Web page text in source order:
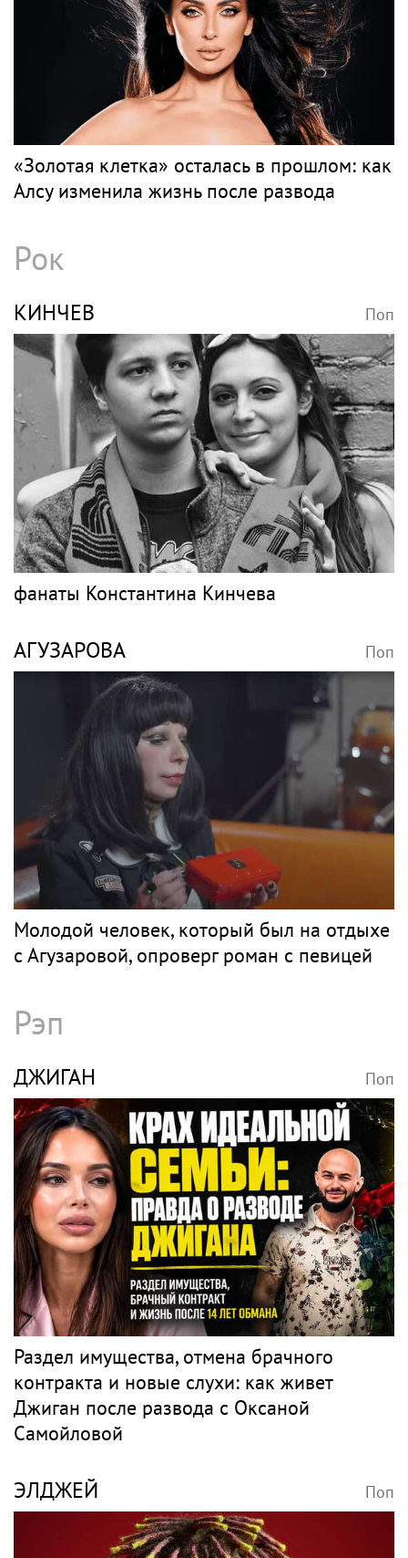
Певица Zivert дебютировала в кино,
сыграв в комедии "Не трогай меня!"
АЛСУ Поп
«Золотая клетка» осталась в прошлом: как
Алсу изменила жизнь после развода
Рок
КИНЧЕВ
фанаты Константина Кинчева
АГУЗАРОВА Поп
Молодой человек, который был на отдыхе
с Агузаровой, опроверг роман с певицей